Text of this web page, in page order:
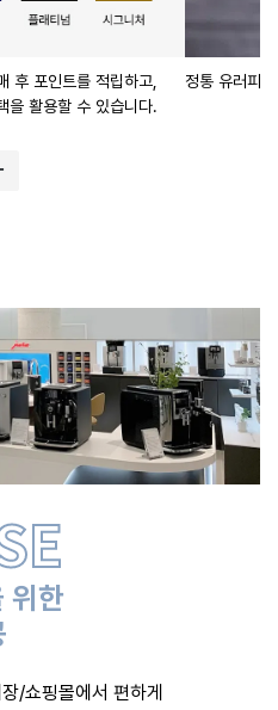
후 포인트를 적립하고,
을 활용할 수 있습니다.
정통 유러피
위한
/쇼핑몰에서 편하게